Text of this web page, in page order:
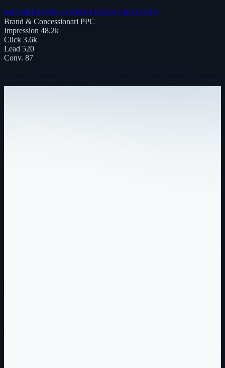
RICHIEDI UNA CONSULENZA GRATUITA
Brand & Concessionari PPC
Impression 48.2k
Click 3.6k
Lead 520
Conv. 87